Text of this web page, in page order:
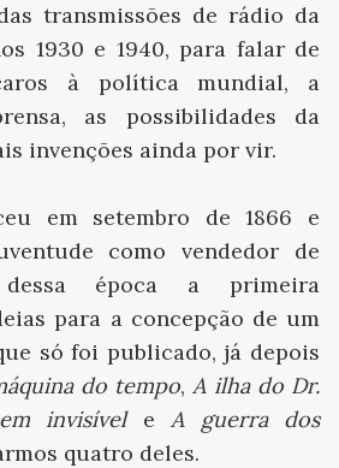
transmissões de rádio da
1930 e 1940, para falar de
à política mundial, a
as possibilidades da
invenções ainda por vir.
em setembro de 1866 e
como vendedor de
época a primeira
para a concepção de um
só foi publicado, já depois
do tempo,A ilha do Dr.
invisíveleA guerra dos
quatro deles.